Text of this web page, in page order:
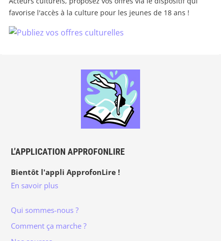
favorise l'accès à la culture pour les jeunes de 18 ans !
L’APPLICATION APPROFONLIRE
Bientôt l'appli ApprofonLire !
En savoir plus
Qui sommes-nous ?
Comment ça marche ?